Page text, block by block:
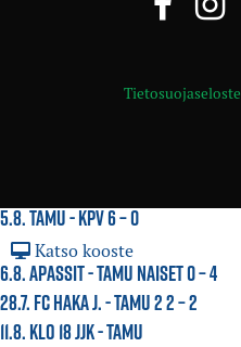
Tietosuojaseloste
5.8.TAMU- KPV 6 – 0
Katso kooste
6.8. APASSIT -TAMU NAISET0 – 4
28.7. FC HAKA J. -TAMU 22 – 2
11.8. KLO 18 JJK - TAMU